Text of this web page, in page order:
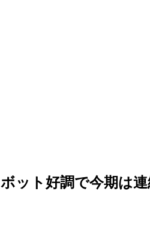
ット好調で今期は